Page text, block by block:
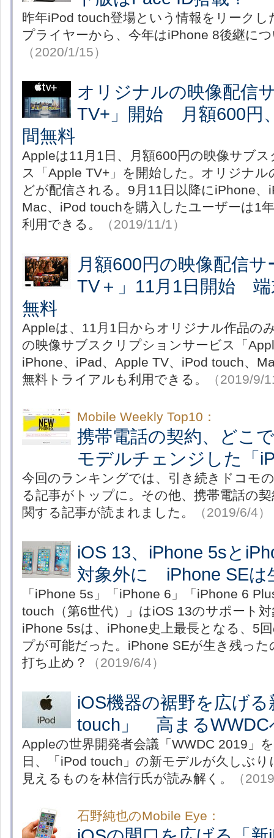
昨年iPod touch登場という情報をリークし
プライヤーから、今年はiPhone 8後継に
（2020/1/15）
オリジナルの映像配信
TV+」開始 月額600円
間無料
Appleは11月1日、月額600円の映像サブ
ス「Apple TV+」を開始した。オリジナ
どが配信される。9月11日以降にiPhone、
Mac、iPod touchを購入したユーザーは1
利用できる。
（2019/11/1）
月額600円の映像配信
TV＋」11月1日開始 端
無料
Appleは、11月1日からオリジナル作品の
の映像サブスクリプションサービス「
iPhone、iPad、Apple TV、iPod touch、
無料トライアルも利用できる。
（2019/9/
Mobile Weekly Top10：
携帯電話の契約、どこ
モデルチェンジした「
今回のランキングでは、引き続きドコモ
る記事がトップに。その他、携帯電話の
関する記事が読まれました。
（2019/6/4）
iOS 13、iPhone 5sと
対象外に iPhone SEは
「iPhone 5s」「iPhone 6」「iPhone 6
touch（第6世代）」はiOS 13のサポート
iPhone 5sは、iPhone史上最長となる、5
プが可能だった。iPhone SEが生き残っ
打ち止め？
（2019/6/4）
iOS機器の裾野を広げる
touch」 高まるWWDC
Appleの世界開発者会議「WWDC 2019」
日、「iPod touch」の新モデルが久しぶ
見えるものを林信行氏が読み解く。
（
石野純也のMobile Eye：